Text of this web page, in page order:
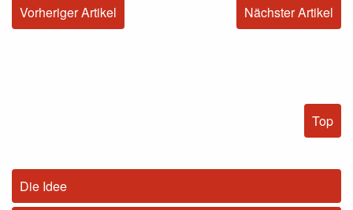
Nächster Artikel
Vorheriger Artikel
Top
Die Idee